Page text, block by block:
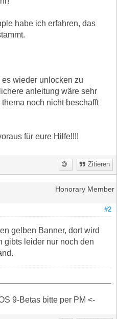
habe ich erfahren, das
wieder unlocken zu
anleitung wäre sehr
noch nicht beschafft
für eure Hilfe!!!!
Zitieren
Honorary Member
#2
gelben Banner, dort wird
gibts leider nur noch den
9-Betas bitte per PM <-